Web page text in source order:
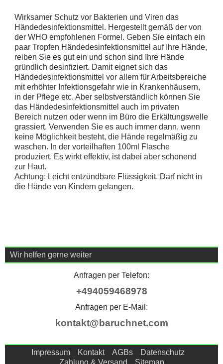
Wirksamer Schutz vor Bakterien und Viren das
Händedesinfektionsmittel. Hergestellt gemäß der von
der WHO empfohlenen Formel. Geben Sie einfach ein
paar Tropfen Händedesinfektionsmittel auf Ihre Hände,
reiben Sie es gut ein und schon sind Ihre Hände
gründlich desinfiziert. Damit eignet sich das
Händedesinfektionsmittel vor allem für Arbeitsbereiche
mit erhöhter Infektionsgefahr wie in Krankenhäusern,
in der Pflege etc. Aber selbstverständlich können Sie
das Händedesinfektionsmittel auch im privaten
Bereich nutzen oder wenn im Büro die Erkältungswelle
grassiert. Verwenden Sie es auch immer dann, wenn
keine Möglichkeit besteht, die Hände regelmäßig zu
waschen. In der vorteilhaften 100ml Flasche
produziert. Es wirkt effektiv, ist dabei aber schonend
zur Haut.
Achtung: Leicht entzündbare Flüssigkeit. Darf nicht in
die Hände von Kindern gelangen.
Wir helfen gerne weiter
Anfragen per Telefon:
+494059468978
Anfragen per E-Mail:
kontakt@baruchnet.com
Impressum Kontakt AGBs
Datenschutz
Zahlung & Versand
Sitemap